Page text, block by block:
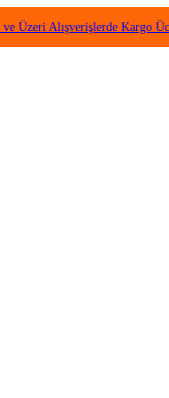
Kargo Ücretsiz!